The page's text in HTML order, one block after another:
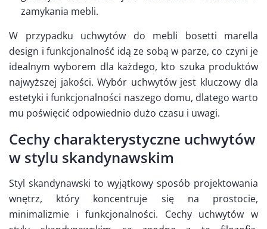
zamykania mebli.
W przypadku uchwytów do mebli bosetti marella
design i funkcjonalność idą ze sobą w parze, co czyni je
idealnym wyborem dla każdego, kto szuka produktów
najwyższej jakości. Wybór uchwytów jest kluczowy dla
estetyki i funkcjonalności naszego domu, dlatego warto
mu poświęcić odpowiednio dużo czasu i uwagi.
Cechy charakterystyczne uchwytów
w stylu skandynawskim
Styl skandynawski to wyjątkowy sposób projektowania
wnętrz, który koncentruje się na prostocie,
minimalizmie i funkcjonalności. Cechy uchwytów w